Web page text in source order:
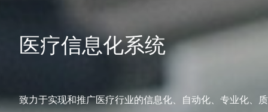
医疗信息化系统
致力于实现和推广医疗行业的信息化、自动化、专业化、